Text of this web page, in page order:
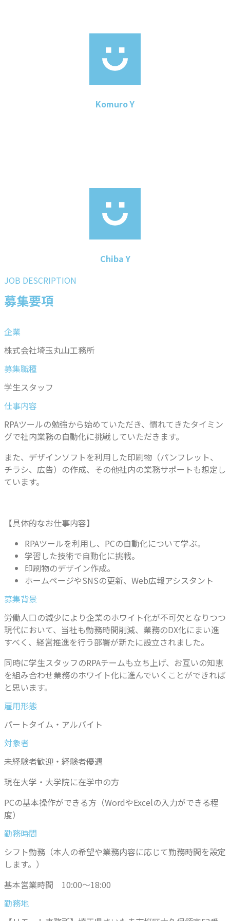
Komuro Y
Chiba Y
JOB DESCRIPTION
募集要項
企業
株式会社埼玉丸山工務所
募集職種
学生スタッフ
仕事内容
RPAツールの勉強から始めていただき、慣れてきたタイミン
グで社内業務の自動化に挑戦していただきます。
また、 デザインソフトを利用した印刷物（パンフレット、
チラシ、広告）の作成、 その他社内の業務サポートも想定し
ています。
【具体的なお仕事内容】
RPAツールを利用し、PCの自動化について学ぶ。
学習した技術で自動化に挑戦。
印刷物のデザイン作成。
ホームページやSNSの更新、Web広報アシスタント
募集背景
労働人口の減少により企業のホワイト化が不可欠となりつつ
現代において、当社も勤務時間削減、業務のDX化にまい進
すべく、経営推進を行う部署が新たに設立されました。
同時に学生スタッフのRPAチームも立ち上げ、お互いの知恵
を組み合わせ業務のホワイト化に進んでいくことができれば
と思います。
雇用形態
パートタイム・アルバイト
対象者
未経験者歓迎・経験者優遇
現在大学・大学院に在学中の方
PCの基本操作ができる方（WordやExcelの入力ができる程
度）
勤務時間
シフト勤務（本人の希望や業務内容に応じて勤務時間を設定
します。）
基本営業時間 10:00～18:00
勤務地